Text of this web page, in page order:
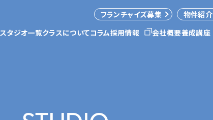
スタジオ一覧クラスについてコラム採用情報 会社概要養成講座
フランチャイズ募集 物件紹介